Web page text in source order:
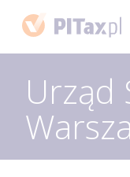
Urząd